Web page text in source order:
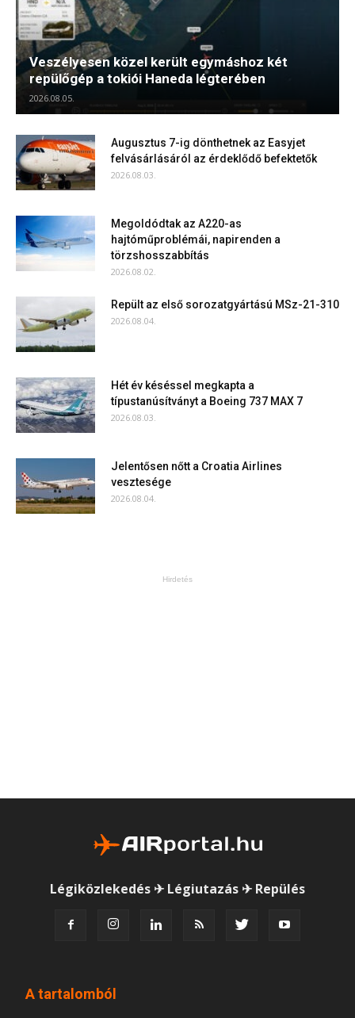
Veszélyesen közel került egymáshoz két
repülőgép a tokiói Haneda légterében
2026.08.05.
Augusztus 7-ig dönthetnek az Easyjet
felvásárlásáról az érdeklődő befektetők
2026.08.03.
Megoldódtak az A220-as
hajtóműproblémái, napirenden a
törzshosszabbítás
2026.08.02.
Repült az első sorozatgyártású MSz-21-310
2026.08.04.
Hét év késéssel megkapta a
típustanúsítványt a Boeing 737 MAX 7
2026.08.03.
Jelentősen nőtt a Croatia Airlines
vesztesége
2026.08.04.
Hirdetés
Légiközlekedés ✈ Légiutazás ✈ Repülés
A tartalomból